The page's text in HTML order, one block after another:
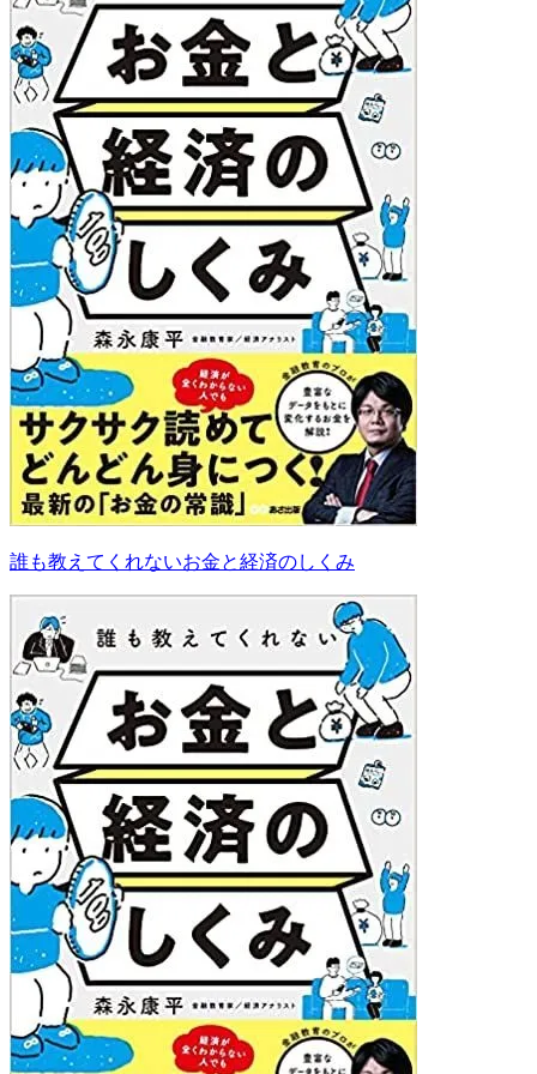
誰も教えてくれないお金と経済のしくみ